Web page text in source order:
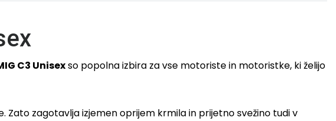
C3 Unisexso popolna izbira za vse motoriste in motoristke, ki želijo
Zato zagotavlja izjemen oprijem krmila in prijetno svežino tudi v